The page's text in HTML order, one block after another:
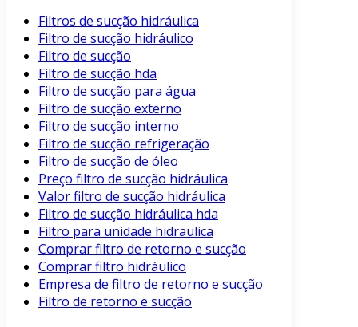
Filtros de sucção hidráulica
Filtro de sucção hidráulico
Filtro de sucção
Filtro de sucção hda
Filtro de sucção para água
Filtro de sucção externo
Filtro de sucção interno
Filtro de sucção refrigeração
Filtro de sucção de óleo
Preço filtro de sucção hidráulica
Valor filtro de sucção hidráulica
Filtro de sucção hidráulica hda
Filtro para unidade hidraulica
Comprar filtro de retorno e sucção
Comprar filtro hidráulico
Empresa de filtro de retorno e sucção
Filtro de retorno e sucção